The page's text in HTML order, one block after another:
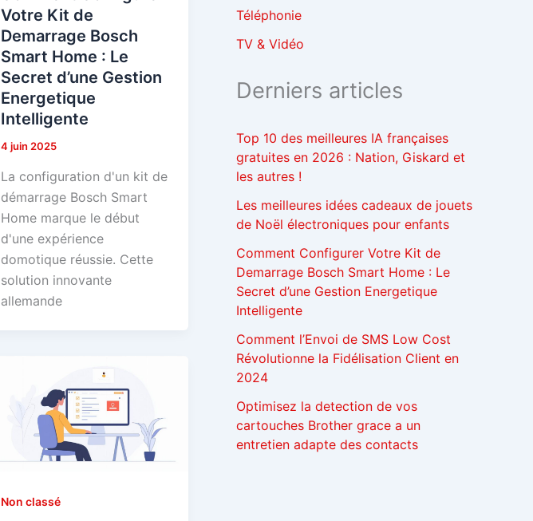
Votre Kit de
Demarrage Bosch
Smart Home : Le
Secret d’une Gestion
Energetique
Intelligente
4 juin 2025
La configuration d'un kit de
démarrage Bosch Smart
Home marque le début
d'une expérience
domotique réussie. Cette
solution innovante
allemande
Non classé
Téléphonie
TV & Vidéo
Derniers articles
Top 10 des meilleures IA françaises
gratuites en 2026 : Nation, Giskard et
les autres !
Les meilleures idées cadeaux de jouets
de Noël électroniques pour enfants
Comment Configurer Votre Kit de
Demarrage Bosch Smart Home : Le
Secret d’une Gestion Energetique
Intelligente
Comment l’Envoi de SMS Low Cost
Révolutionne la Fidélisation Client en
2024
Optimisez la detection de vos
cartouches Brother grace a un
entretien adapte des contacts